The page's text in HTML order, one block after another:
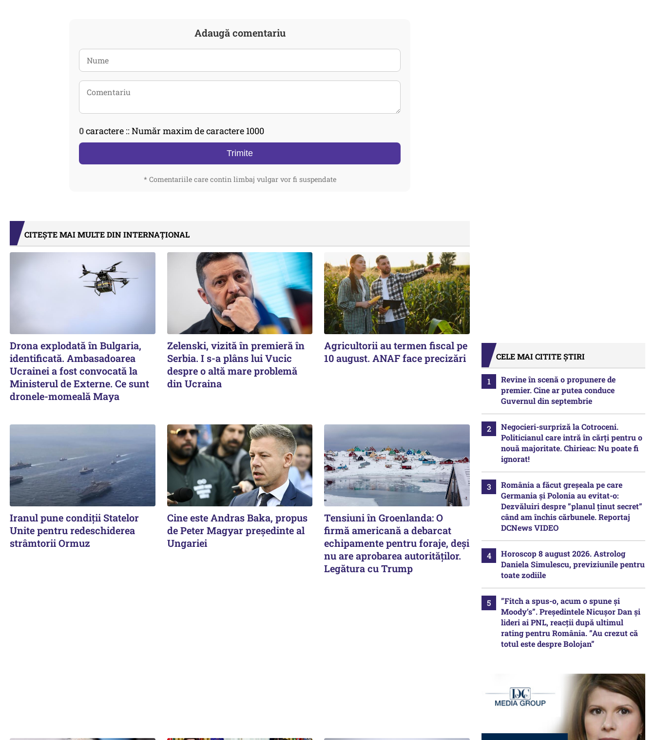
Adaugă comentariu
0caractere :: Număr maxim de caractere 1000
Trimite
* Comentariile care contin limbaj vulgar vor fi suspendate
CITEȘTE MAI MULTE DIN INTERNAȚIONAL
Drona explodată în Bulgaria,
identificată. Ambasadoarea
Ucrainei a fost convocată la
Ministerul de Externe. Ce sunt
dronele-momeală Maya
Zelenski, vizită în premieră în
Serbia. I s-a plâns lui Vucic
despre o altă mare problemă
din Ucraina
Agricultorii au termen fiscal pe
10 august. ANAF face precizări
Iranul pune condiții Statelor
Unite pentru redeschiderea
strâmtorii Ormuz
Cine este Andras Baka, propus
de Peter Magyar președinte al
Ungariei
Tensiuni în Groenlanda: O
firmă americană a debarcat
echipamente pentru foraje, deși
nu are aprobarea autorităților.
Legătura cu Trump
CELE MAI CITITE ȘTIRI
Revine în scenă o propunere de
premier. Cine ar putea conduce
Guvernul din septembrie
Negocieri-surpriză la Cotroceni.
Politicianul care intră în cărți pentru o
nouă majoritate. Chirieac: Nu poate fi
ignorat!
România a făcut greșeala pe care
Germania și Polonia au evitat-o:
Dezvăluiri despre ”planul ținut secret”
când am închis cărbunele. Reportaj
DCNews VIDEO
Horoscop 8 august 2026. Astrolog
Daniela Simulescu, previziunile pentru
toate zodiile
”Fitch a spus-o, acum o spune și
Moody’s”. Președintele Nicușor Dan și
lideri ai PNL, reacții după ultimul
rating pentru România. ”Au crezut că
totul este despre Bolojan”